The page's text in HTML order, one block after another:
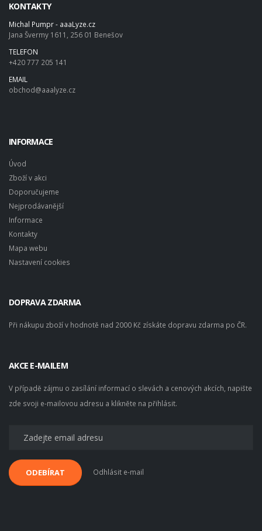
KONTAKTY
Michal Pumpr - aaaLyze.cz
Jana Švermy 1611, 256 01 Benešov
TELEFON
+420 777 205 141
EMAIL
obchod@aaalyze.cz
INFORMACE
Úvod
Zboží v akci
Doporučujeme
Nejprodávanější
Informace
Kontakty
Mapa webu
Nastavení cookies
DOPRAVA ZDARMA
Při nákupu zboží v hodnotě nad 2000 Kč získáte dopravu zdarma po ČR.
AKCE E-MAILEM
V případě zájmu o zasílání informací o slevách a cenových akcích, napište
zde svoji e-mailovou adresu a klikněte na přihlásit.
ODEBÍRAT Odhlásit e-mail